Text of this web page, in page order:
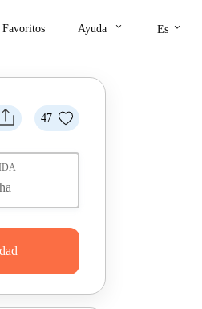
Favoritos Ayuda keyboard_arrow_down Es keyboard_arrow_down
47